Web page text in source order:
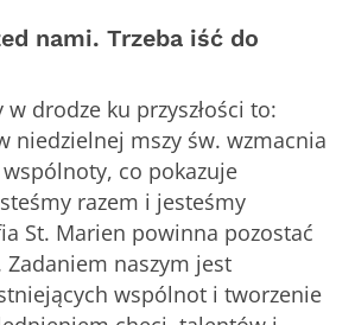
nami. Trzeba iść do
drodze ku przyszłości to:
niedzielnej mszy św. wzmacnia
co pokazuje
razem i jesteśmy
St. Marien powinna pozostać
naszym jest
wspólnot i tworzenie